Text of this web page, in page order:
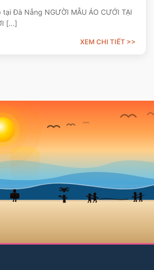
Đà Nẵng NGƯỜI MẪU ÁO CƯỚI TẠI
[...]